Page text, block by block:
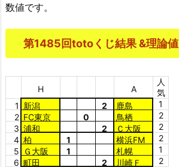
数値です。
第1485回totoくじ結果 &理論値
H A
人
気
1 新潟 2 鹿島
1
2 FC東京 0 鳥栖
2
3 浦和 2 Ｃ大阪
2
4 柏 1 横浜FM
2
5
Ｇ大阪 1 札幌
1
6 町田 2 川崎Ｆ
2